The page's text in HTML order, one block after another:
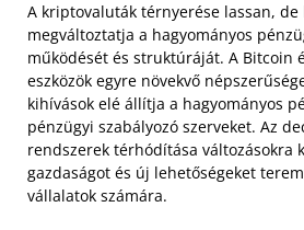
A kriptovaluták térnyerése lassan, de
megváltoztatja a hagyományos
működését és struktúráját. A Bitcoin
eszközök egyre növekvő
kihívások elé állítja a hagyományos
pénzügyi szabályozó szerveket. Az
rendszerek térhódítása változásokra
gazdaságot és új lehetőségeket
vállalatok számára.